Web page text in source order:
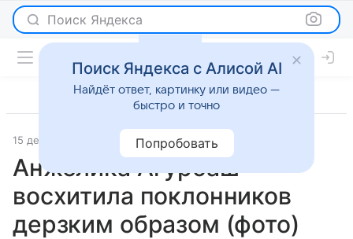
Поиск Яндекса
15 декабря 2015 Светская жизнь
Анжелика Агурбаш
восхитила поклонников
дерзким образом (фото)
Поиск Яндекса с Алисой AI
Найдёт ответ, картинку или видео —
быстро и точно
Попробовать